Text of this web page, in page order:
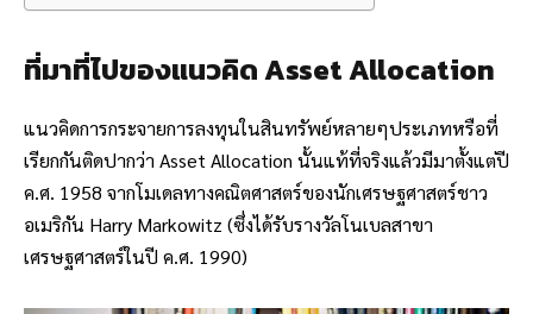
ที่มาที่ไปของแนวคิด Asset Allocation
แนวคิดการกระจายการลงทุนในสินทรัพย์หลายๆประเภทหรือที่
เรียกกันติดปากว่า Asset Allocation นั้นแท้ที่จริงแล้วมีมาตั้งแต่ปี
ค.ศ. 1958 จากโมเดลทางคณิตศาสตร์ของนักเศรษฐศาสตร์ชาว
อเมริกัน Harry Markowitz (ซึ่งได้รับรางวัลโนเบลสาขา
เศรษฐศาสตร์ในปี ค.ศ. 1990)